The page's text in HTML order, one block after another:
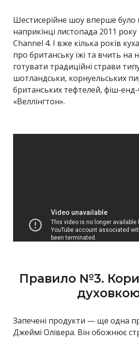
Шестисерійне шоу вперше було
наприкінці листопада 2011 року
Channel 4. І вже кілька років
про британську їжі та вчить на
готувати традиційні страви
шотландськи, корнуельських
британських тефтелей, фіш-енд-
«Веллінгтон».
Правило №3.
Запечені продукти — ще одна
Джеймі Олівера. Він обожнює